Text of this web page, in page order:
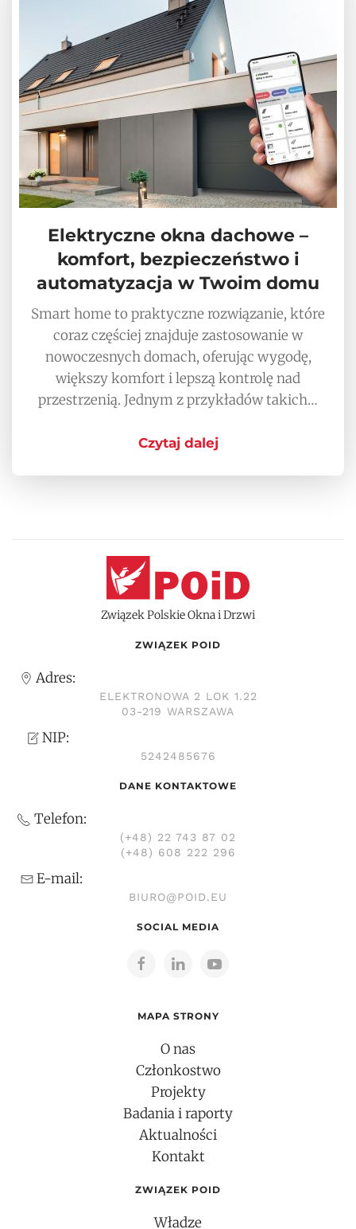
Elektryczne okna dachowe –
komfort, bezpieczeństwo i
automatyzacja w Twoim domu
Smart home to praktyczne rozwiązanie, które
coraz częściej znajduje zastosowanie w
nowoczesnych domach, oferując wygodę,
większy komfort i lepszą kontrolę nad
przestrzenią. Jednym z przykładów takich…
Czytaj dalej
Związek Polskie Okna i Drzwi
ZWIĄZEK POID
Adres:
ELEKTRONOWA 2 LOK 1.22
03-219 WARSZAWA
NIP:
5242485676
DANE KONTAKTOWE
Telefon:
(+48) 22 743 87 02
(+48) 608 222 296
E-mail:
BIURO@POID.EU
SOCIAL MEDIA
MAPA STRONY
O nas
Członkostwo
Projekty
Badania i raporty
Aktualności
Kontakt
ZWIĄZEK POID
Władze